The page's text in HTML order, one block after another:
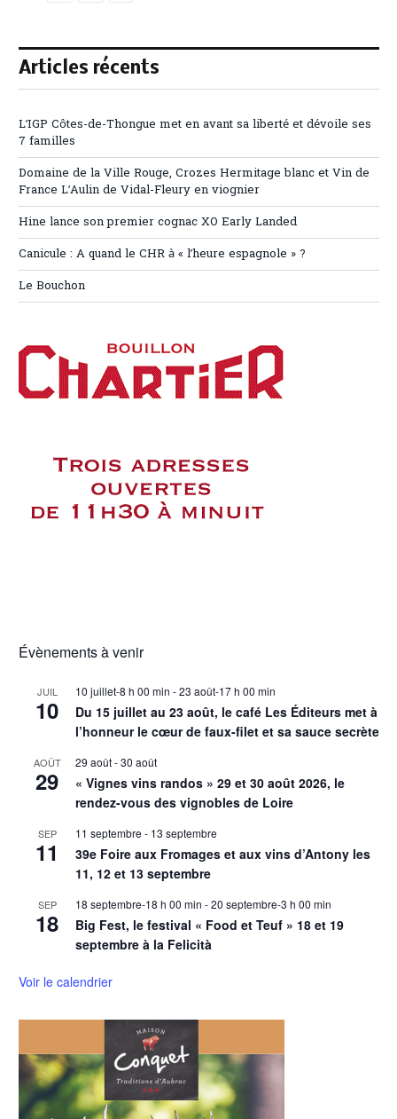
Articles récents
L’IGP Côtes-de-Thongue met en avant sa liberté et dévoile ses
7 familles
Domaine de la Ville Rouge, Crozes Hermitage blanc et Vin de
France L’Aulin de Vidal-Fleury en viognier
Hine lance son premier cognac XO Early Landed
Canicule : A quand le CHR à « l’heure espagnole » ?
Le Bouchon
Évènements à venir
JUIL
10
10 juillet-8 h 00 min -23 août-17 h 00 min
Du 15 juillet au 23 août, le café Les Éditeurs met à
l’honneur le cœur de faux-filet et sa sauce secrète
AOÛT
29
29 août-30 août
« Vignes vins randos » 29 et 30 août 2026, le
rendez-vous des vignobles de Loire
SEP
11
11 septembre - 13 septembre
39e Foire aux Fromages et aux vins d’Antony les
11, 12 et 13 septembre
SEP
18
18 septembre-18 h 00 min -20 septembre-3 h 00 min
Big Fest, le festival « Food et Teuf » 18 et 19
septembre à la Felicità
Voir le calendrier